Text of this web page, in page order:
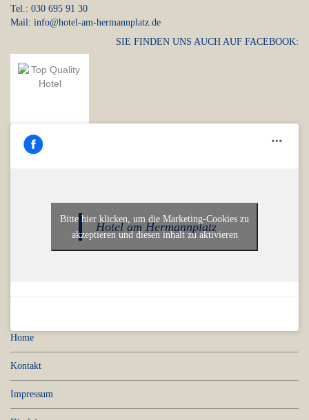
Tel.: 030 695 91 30
Mail: info@hotel-am-hermannplatz.de
SIE FINDEN UNS AUCH AUF FACEBOOK:
Hotel am Hermannplatz
Bitte hier klicken, um die Marketing-Cookies zu
akzeptieren und diesen inhalt zu aktivieren
Home
Kontakt
Impressum